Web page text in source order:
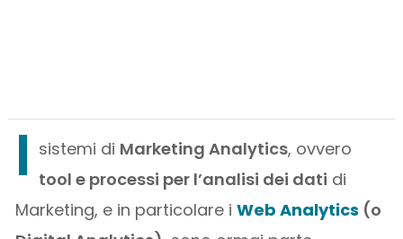
I sistemi di Marketing Analytics, ovvero
tool e processi per l’analisi dei dati di
Marketing, e in particolare iWeb Analytics (o